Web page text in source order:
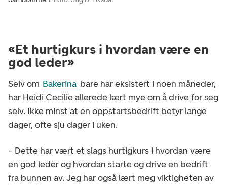
«Et hurtigkurs i hvordan være en
god leder»
Selv om Bakerina bare har eksistert i noen måneder,
har Heidi Cecilie allerede lært mye om å drive for seg
selv. Ikke minst at en oppstartsbedrift betyr lange
dager, ofte sju dager i uken.
– Dette har vært et slags hurtigkurs i hvordan være
en god leder og hvordan starte og drive en bedrift
fra bunnen av. Jeg har også lært meg viktigheten av